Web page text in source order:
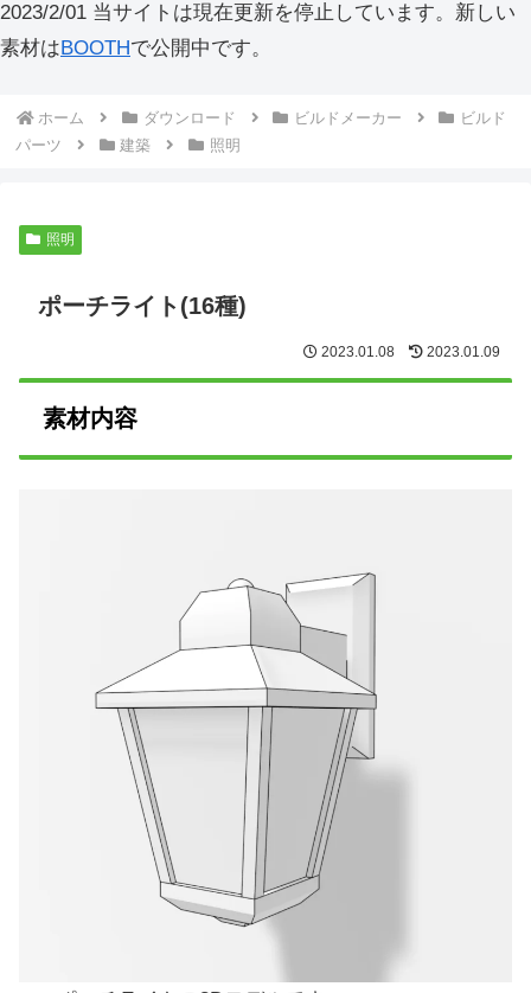
2023/2/01 当サイトは現在更新を停止しています。新しい
素材はBOOTHで公開中です。
ホーム ダウンロード ビルドメーカー
ビルド
パーツ
建築 照明
照明
ポーチライト(16種)
2023.01.08 2023.01.09
素材内容